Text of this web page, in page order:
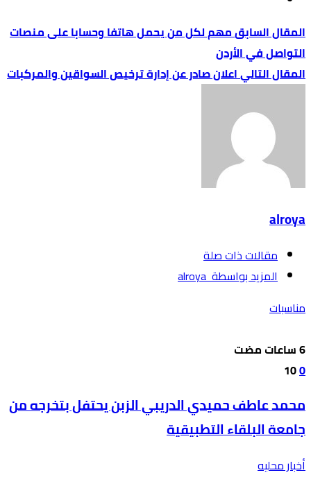
مهم لكل من يحمل هاتفا وحسابا على منصات
التواصل في الأردن
اعلان صادر عن إدارة ترخيص السواقين والمركبات
alroya
‫مقالات ذات صلة‬
‫‫المزيد بواسطة‬ ‬ alroya
مناسبات
0
10
محمد عاطف حميدي الدريبي الزبن يحتفل بتخرجه من
جامعة البلقاء التطبيقية
أخبار محليه